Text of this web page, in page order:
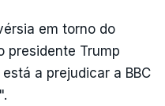
em torno do
presidente Trump
a prejudicar a BBC